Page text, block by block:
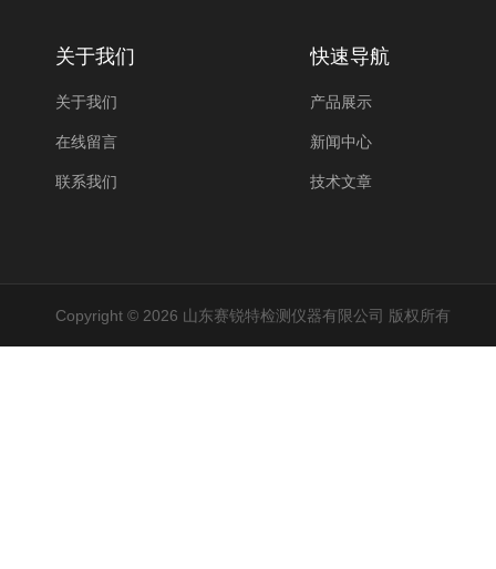
关于我们
关于我们
在线留言
联系我们
快速导航
产品展示
新闻中心
技术文章
Copyright © 2026 山东赛锐特检测仪器有限公司 版权所有